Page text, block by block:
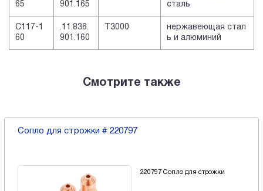
65
901.165
сталь
C117-1
60
.11.836.
901.160
T3000
нержавеющая стал
ь и алюминий
Смотрите также
Сопло для строжки # 220797
220797 Сопло для строжки